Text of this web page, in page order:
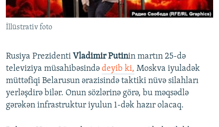
İZ - MƏDƏNIYYƏT PROQRAMI
MATERIALLARIMIZDAN ISTIFADƏ
AZADLIQRADIOSU MOBIL TELEFONUNUZDA
XƏBƏR BÜLLETENLƏRIMIZ
RFE/RL-in bütün saytları
İllüstrativ foto
Rusiya Prezidenti Vladimir Putinin martın 25-də
televiziya müsahibəsində deyib ki, Moskva iyuladək
müttəfiqi Belarusun ərazisində taktiki nüvə silahları
yerləşdirə bilər. Onun sözlərinə görə, bu məqsədlə
gərəkən infrastruktur iyulun 1-dək hazır olacaq.